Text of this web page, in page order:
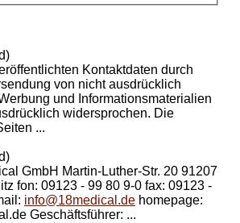
Kontaktdaten durch
von nicht ausdrücklich
und Informationsmaterialien
widersprochen. Die
...
GmbH Martin-Luther-Str. 20 91207
fon: 09123 - 99 80 9-0 fax: 09123 -
info@18medical.de homepage:
Geschäftsführer: ...